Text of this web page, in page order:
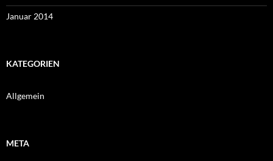
Januar 2014
KATEGORIEN
Allgemein
META